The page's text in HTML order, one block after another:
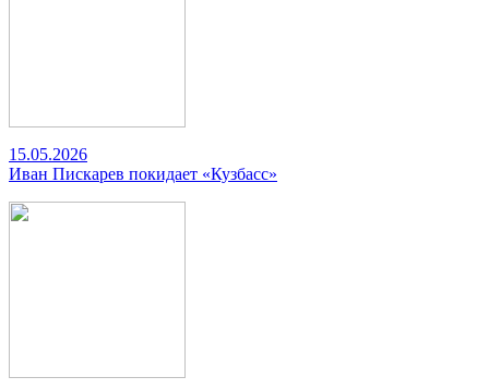
15.05.2026
Иван Пискарев покидает «Кузбасс»